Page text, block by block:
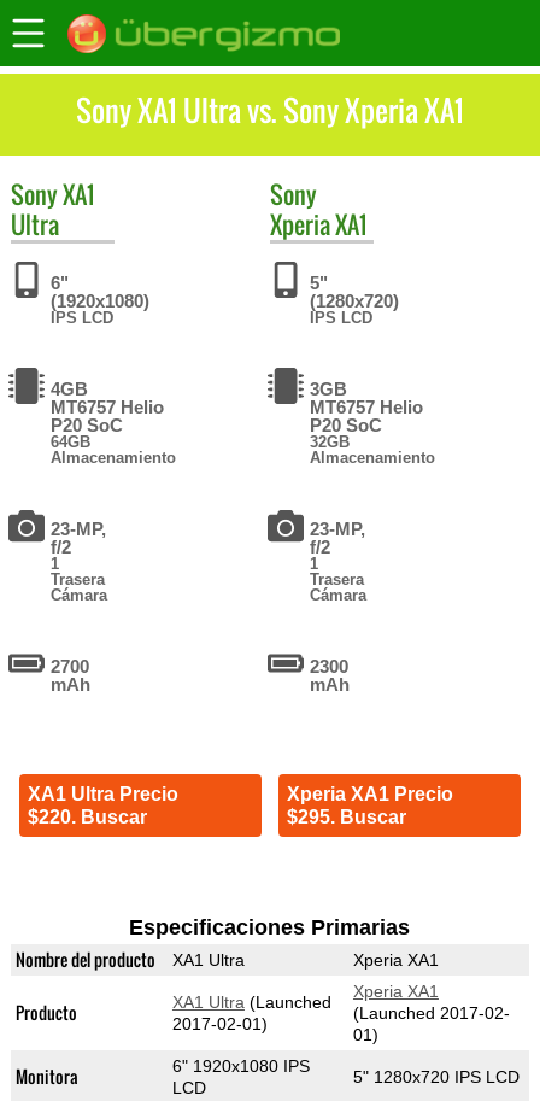
Sony XA1 Ultra vs. Sony Xperia XA1
SonyXA1
Ultra
6"
(1920x1080)
IPS LCD
4GB
MT6757 Helio
P20 SoC
64GB
Almacenamiento
23-MP,
f/2
1
Trasera
Cámara
2700
mAh
XA1 Ultra Precio
$220. Buscar
Sony
Xperia XA1
5"
(1280x720)
IPS LCD
3GB
MT6757 Helio
P20 SoC
32GB
Almacenamiento
23-MP,
f/2
1
Trasera
Cámara
2300
mAh
Xperia XA1 Precio
$295. Buscar
Especificaciones Primarias
Nombre del producto XA1 Ultra Xperia XA1
Producto XA1 Ultra (Launched
2017-02-01)
Xperia XA1
(Launched 2017-02-
01)
Monitora
6" 1920x1080 IPS
LCD
5" 1280x720 IPS LCD